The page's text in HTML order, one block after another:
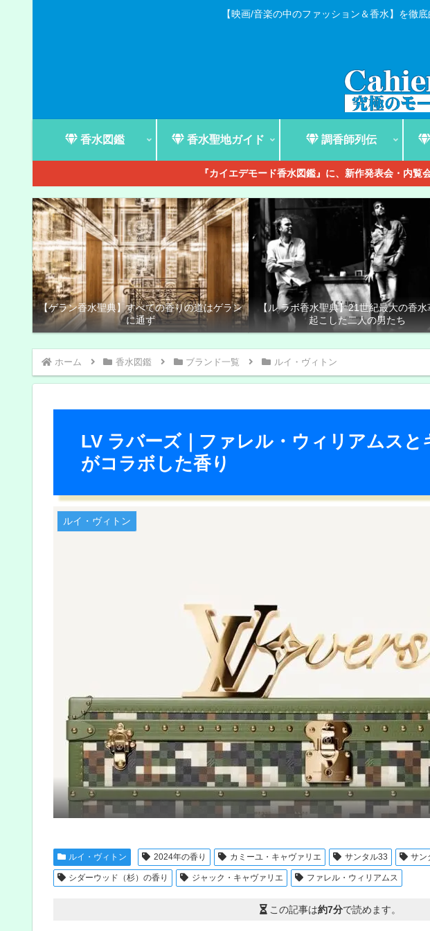
【映画/音楽の中のファッション＆香水】を徹
香水図鑑 香水聖地ガイド 調香師列伝
『カイエデモード香水図鑑』に、新作発表会・内
【ゲラン香水聖典】すべての香りの道はゲラン
に通ず
【ル ラボ香水聖典】21世紀最大の香水
起こした二人の男たち
ホーム 香水図鑑 ブランド一覧 ルイ・ヴィトン
LV ラバーズ｜ファレル・ウィリアムスと
がコラボした香り
ルイ・ヴィトン
ルイ・ヴィトン 2024年の香り カミーユ・キャヴァリエ サンタル33 サン
シダーウッド（杉）の香り ジャック・キャヴァリエ ファレル・ウィリアムス
この記事は約7分で読めます。